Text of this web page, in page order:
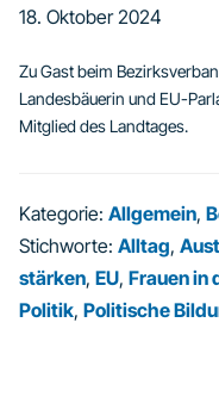
18. Oktober 2024
Zu Gast beim
Landesbäuerin und EU-
Mitglied des Landtages.
Kategorie: Allgemein,
Stichworte: Alltag,
stärken, EU, Frauen in
Politik, Politische